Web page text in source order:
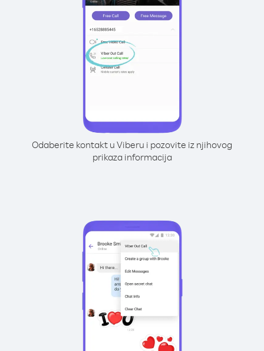
Odaberite kontakt u Viberu i pozovite iz njihovog
prikaza informacija